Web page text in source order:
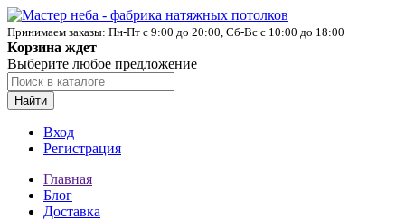
Принимаем заказы: Пн-Пт с 9:00 до 20:00, Сб-Вс с 10:00 до 18:00
Корзина ждет
Выберите любое предложение
Найти
Вход
Регистрация
Главная
Блог
Доставка